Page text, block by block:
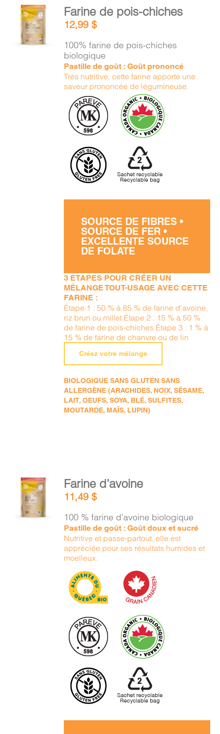
AJOUTER
AU
PANIER
Farine de pois-chiches
12,99$
100% farine de pois-chiches
biologique
Pastille de goût : Goût prononcé
Très nutritive, cette farine apporte une
saveur prononcée de légumineuse.
SOURCE DE FIBRES •
SOURCE DE FER •
EXCELLENTE SOURCE
DE FOLATE
3 ÉTAPES POUR CRÉER UN
MÉLANGE TOUT-USAGE AVEC CETTE
FARINE :
Étape 1 : 50 % à 85 % de farine d'avoine,
riz brun ou millet Étape 2 : 15 % à 50 %
de farine de pois-chiches Étape 3 : 1 % à
15 % de farine de chanvre ou de lin
Créez votre mélange
BIOLOGIQUE SANS GLUTEN SANS
ALLERGÈNE (ARACHIDES, NOIX, SÉSAME,
LAIT, OEUFS, SOYA, BLÉ, SULFITES,
MOUTARDE, MAÏS, LUPIN)
AJOUTER
AU
PANIER
DÉTAILS
Farine d’avoine
11,49$
100 % farine d'avoine biologique
Pastille de goût : Goût doux et sucré
Nutritive et passe-partout, elle est
appréciée pour ses résultats humides et
moelleux.